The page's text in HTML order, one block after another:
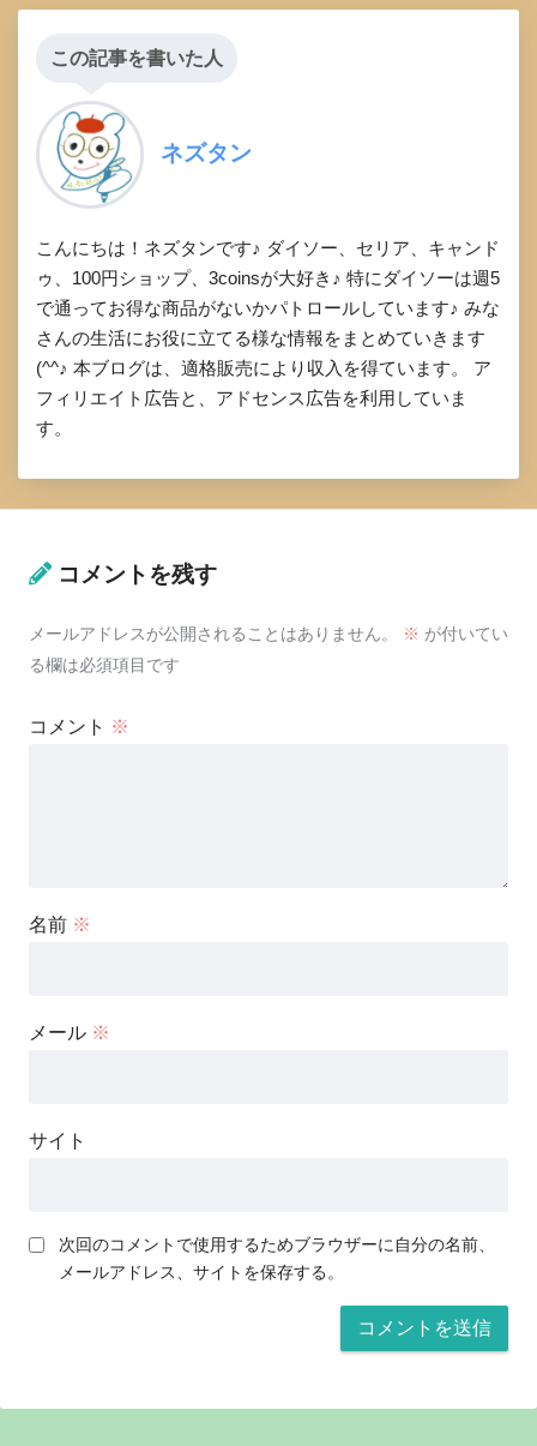
この記事を書いた人
ネズタン
こんにちは！ネズタンです♪ ダイソー、セリア、キャンド
ゥ、100円ショップ、3coinsが大好き♪ 特にダイソーは週5
で通ってお得な商品がないかパトロールしています♪ みな
さんの生活にお役に立てる様な情報をまとめていきます
(^^♪ 本ブログは、適格販売により収入を得ています。 ア
フィリエイト広告と、アドセンス広告を利用していま
す。
コメントを残す
メールアドレスが公開されることはありません。 ※ が付いてい
る欄は必須項目です
コメント ※
名前 ※
メール ※
サイト
次回のコメントで使用するためブラウザーに自分の名前、
メールアドレス、サイトを保存する。